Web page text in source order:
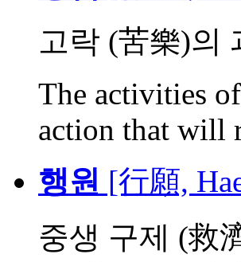
고락 (苦樂)의
The activities
action that will
행원 [行願,
중생 구제 (救